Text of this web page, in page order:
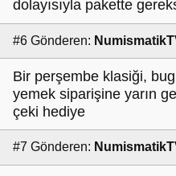
dolayısıyla pakette
#6 Gönderen:
Bir perşembe klasiği,
yemek siparişine yarın
çeki hediye
#7 Gönderen: